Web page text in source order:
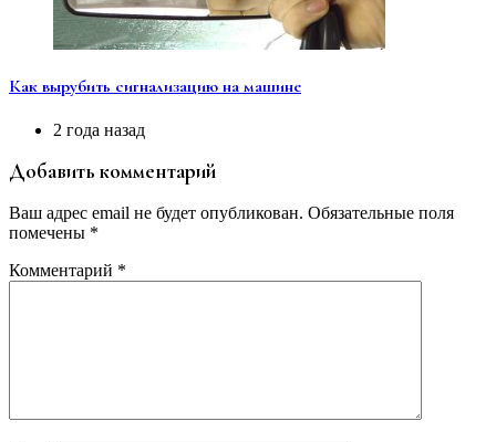
Как вырубить сигнализацию на машине
2 года назад
Добавить комментарий
Ваш адрес email не будет опубликован. Обязательные поля
помечены *
Комментарий *